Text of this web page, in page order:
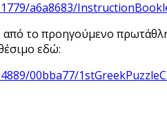
a6a8683/
από το προηγούμενο
εδώ:
00bba77/